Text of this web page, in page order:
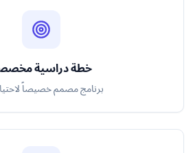
خطة دراسية
برنامج مصمم خصيصاً